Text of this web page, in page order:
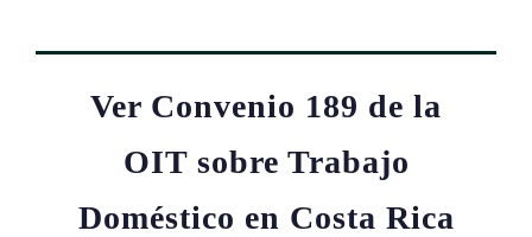
Ver Convenio 189 de la
OIT sobre Trabajo
Doméstico en Costa Rica